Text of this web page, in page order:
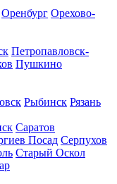
Оренбург Орехово-
Петропавловск-
Пушкино
Рыбинск Рязань
Саратов
Посад Серпухов
Старый Оскол